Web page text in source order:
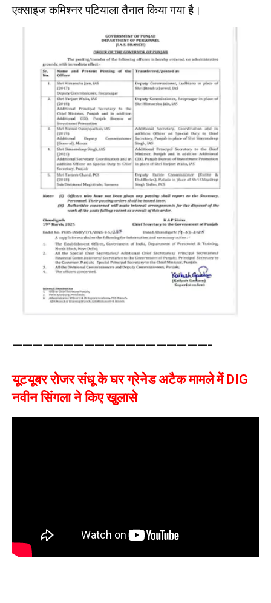
एक्साइज कमिश्नर पटियाला तैनात किया गया है।
———————————————————-
यूटयूबर रोजर संधू के घर ग्रेनेड अटैक मामले में DIG
नवीन सिंगला ने किए खुलासे